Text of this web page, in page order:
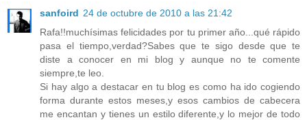
sanfoird 24 de octubre de 2010 a las 21:42
Rafa!!muchísimas felicidades por tu primer año...qué rápido
pasa el tiempo,verdad?Sabes que te sigo desde que te
diste a conocer en mi blog y aunque no te comente
siempre,te leo.
Si hay algo a destacar en tu blog es como ha ido cogiendo
forma durante estos meses,y esos cambios de cabecera
me encantan y tienes un estilo diferente,y lo mejor de todo